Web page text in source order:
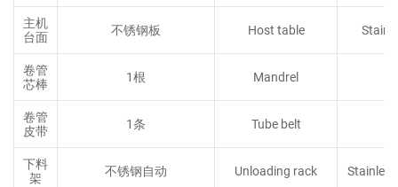
主机
台面
不锈钢板 Host table
卷管
芯棒
1根 Mandrel
卷管
皮带
1条 Tube belt
下料
架
不锈钢自动 Unloading rack